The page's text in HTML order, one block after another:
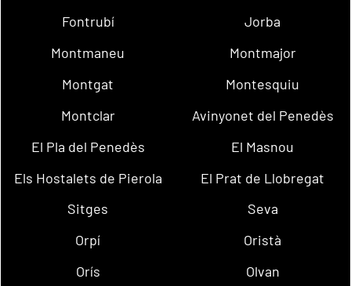
Fontrubí
Jorba
Montmaneu
Montmajor
Montgat
Montesquiu
Montclar
Avinyonet del Penedès
El Pla del Penedès
El Masnou
Els Hostalets de Pierola
El Prat de Llobregat
Sitges
Seva
Orpí
Oristà
Orís
Olvan